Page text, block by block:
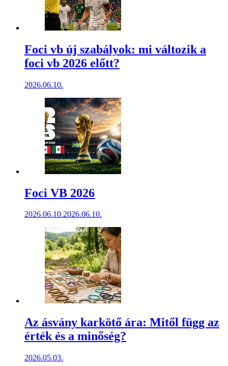
Foci vb új szabályok: mi változik a
foci vb 2026 előtt?
2026.06.10.
Foci VB 2026
2026.06.10.2026.06.10.
Az ásvány karkötő ára: Mitől függ az
érték és a minőség?
2026.05.03.